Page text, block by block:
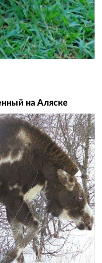
на Аляске